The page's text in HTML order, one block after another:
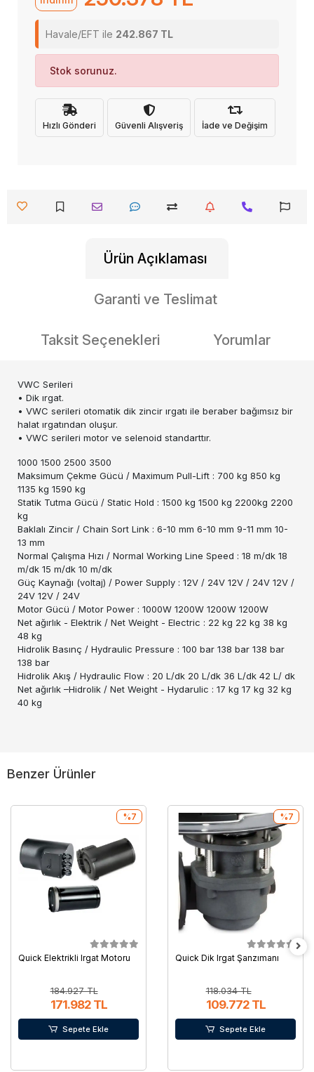
Havale/EFT ile 242.867 TL
Stok sorunuz.
Hızlı Gönderi Güvenli Alışveriş İade ve Değişim
Ürün Açıklaması
Garanti ve Teslimat
Taksit Seçenekleri Yorumlar
VWC Serileri
• Dik ırgat.
• VWC serileri otomatik dik zincir ırgatı ile beraber bağımsız bir
halat ırgatından oluşur.
• VWC serileri motor ve selenoid standarttır.
1000 1500 2500 3500
Maksimum Çekme Gücü / Maximum Pull-Lift : 700 kg 850 kg
1135 kg 1590 kg
Statik Tutma Gücü / Static Hold : 1500 kg 1500 kg 2200kg 2200
kg
Baklalı Zincir / Chain Sort Link : 6-10 mm 6-10 mm 9-11 mm 10-
13 mm
Normal Çalışma Hızı / Normal Working Line Speed : 18 m/dk 18
m/dk 15 m/dk 10 m/dk
Güç Kaynağı (voltaj) / Power Supply : 12V / 24V 12V / 24V 12V /
24V 12V / 24V
Motor Gücü / Motor Power : 1000W 1200W 1200W 1200W
Net ağırlık - Elektrik / Net Weight - Electric : 22 kg 22 kg 38 kg
48 kg
Hidrolik Basınç / Hydraulic Pressure : 100 bar 138 bar 138 bar
138 bar
Hidrolik Akış / Hydraulic Flow : 20 L/dk 20 L/dk 36 L/dk 42 L/ dk
Net ağırlık –Hidrolik / Net Weight - Hydarulic : 17 kg 17 kg 32 kg
40 kg
Benzer Ürünler
Quick Elektrikli Irgat Motoru
184.927 TL
171.982 TL
%7
Sepete Ekle
Quick Dik Irgat Şanzımanı
118.034 TL
109.772 TL
%7
Sepete Ekle